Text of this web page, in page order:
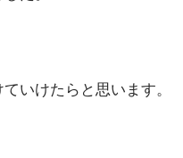
いけたらと思います。